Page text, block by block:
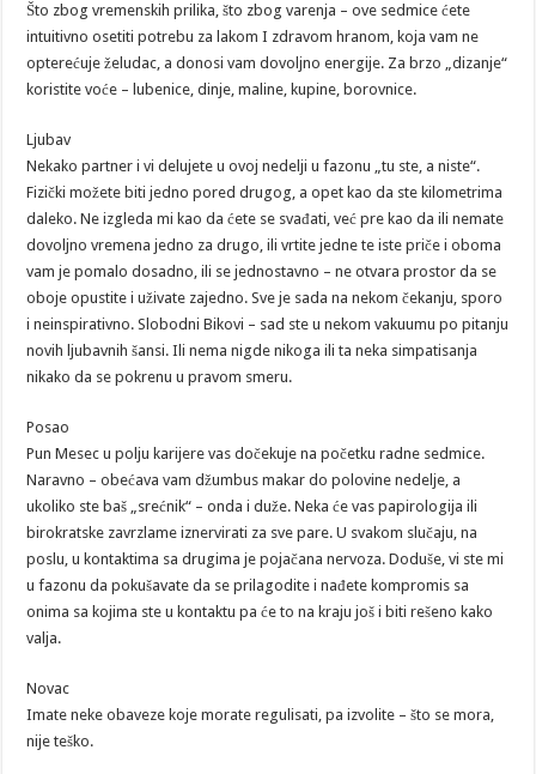
Što zbog vremenskih prilika, što zbog varenja – ove sedmice ćete
intuitivno osetiti potrebu za lakom I zdravom hranom, koja vam ne
opterećuje želudac, a donosi vam dovoljno energije. Za brzo „dizanje“
koristite voće – lubenice, dinje, maline, kupine, borovnice.
Ljubav
Nekako partner i vi delujete u ovoj nedelji u fazonu „tu ste, a niste“.
Fizički možete biti jedno pored drugog, a opet kao da ste kilometrima
daleko. Ne izgleda mi kao da ćete se svađati, već pre kao da ili nemate
dovoljno vremena jedno za drugo, ili vrtite jedne te iste priče i oboma
vam je pomalo dosadno, ili se jednostavno – ne otvara prostor da se
oboje opustite i uživate zajedno. Sve je sada na nekom čekanju, sporo
i neinspirativno. Slobodni Bikovi – sad ste u nekom vakuumu po pitanju
novih ljubavnih šansi. Ili nema nigde nikoga ili ta neka simpatisanja
nikako da se pokrenu u pravom smeru.
Posao
Pun Mesec u polju karijere vas dočekuje na početku radne sedmice.
Naravno – obećava vam džumbus makar do polovine nedelje, a
ukoliko ste baš „srećnik“ – onda i duže. Neka će vas papirologija ili
birokratske zavrzlame iznervirati za sve pare. U svakom slučaju, na
poslu, u kontaktima sa drugima je pojačana nervoza. Doduše, vi ste mi
u fazonu da pokušavate da se prilagodite i nađete kompromis sa
onima sa kojima ste u kontaktu pa će to na kraju još i biti rešeno kako
valja.
Novac
Imate neke obaveze koje morate regulisati, pa izvolite – što se mora,
nije teško.